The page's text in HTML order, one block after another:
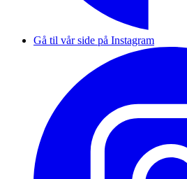
Gå til vår side på Instagram